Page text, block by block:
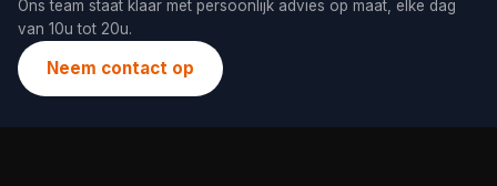
Ons team staat klaar met persoonlijk advies op maat, elke dag
van 10u tot 20u.
Neem contact op